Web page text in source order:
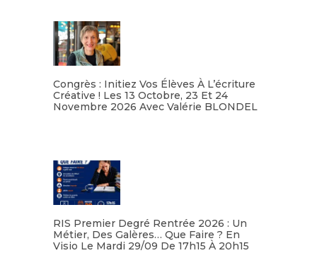
Congrès : Initiez Vos Élèves À L’écriture
Créative ! Les 13 Octobre, 23 Et 24
Novembre 2026 Avec Valérie BLONDEL
RIS Premier Degré Rentrée 2026 : Un
Métier, Des Galères… Que Faire ? En
Visio Le Mardi 29/09 De 17h15 À 20h15